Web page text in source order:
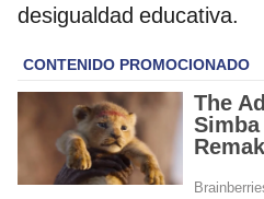
desigualdad educativa.